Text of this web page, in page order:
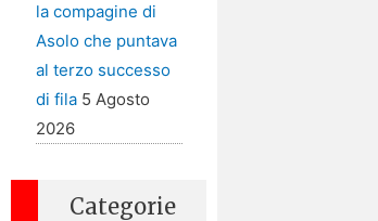
la compagine di
Asolo che puntava
al terzo successo
di fila 5 Agosto
2026
Categorie